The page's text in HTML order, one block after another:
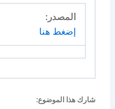
المصدر:
إضغط هنا
شارك هذا الموضوع: